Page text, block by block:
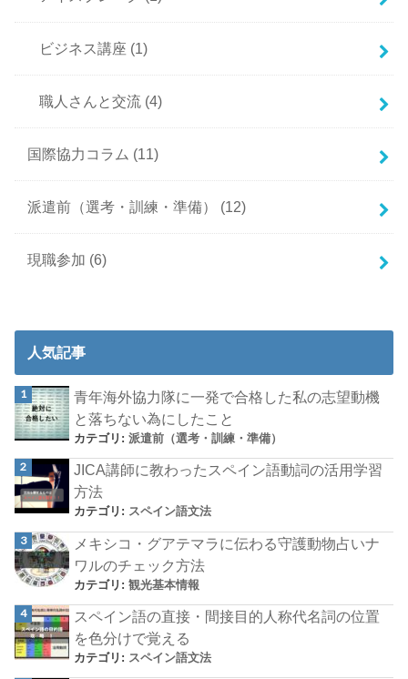
ビジネス講座 (1)
職人さんと交流 (4)
国際協力コラム (11)
派遣前（選考・訓練・準備） (12)
現職参加 (6)
人気記事
青年海外協力隊に一発で合格した私の志望動機
と落ちない為にしたこと
カテゴリ:派遣前（選考・訓練・準備）
JICA講師に教わったスペイン語動詞の活用学習
方法
カテゴリ: スペイン語文法
メキシコ・グアテマラに伝わる守護動物占いナ
ワルのチェック方法
カテゴリ:観光基本情報
スペイン語の直接・間接目的人称代名詞の位置
を色分けで覚える
カテゴリ: スペイン語文法